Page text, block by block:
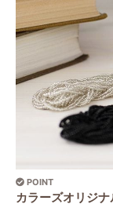
POINT
カラーズオリジ